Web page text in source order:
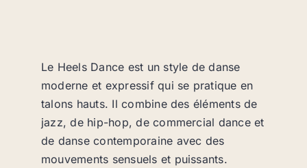
Le Heels Dance est un style de danse
moderne et expressif qui se pratique en
talons hauts. Il combine des éléments de
jazz, de hip-hop, de commercial dance et
de danse contemporaine avec des
mouvements sensuels et puissants.